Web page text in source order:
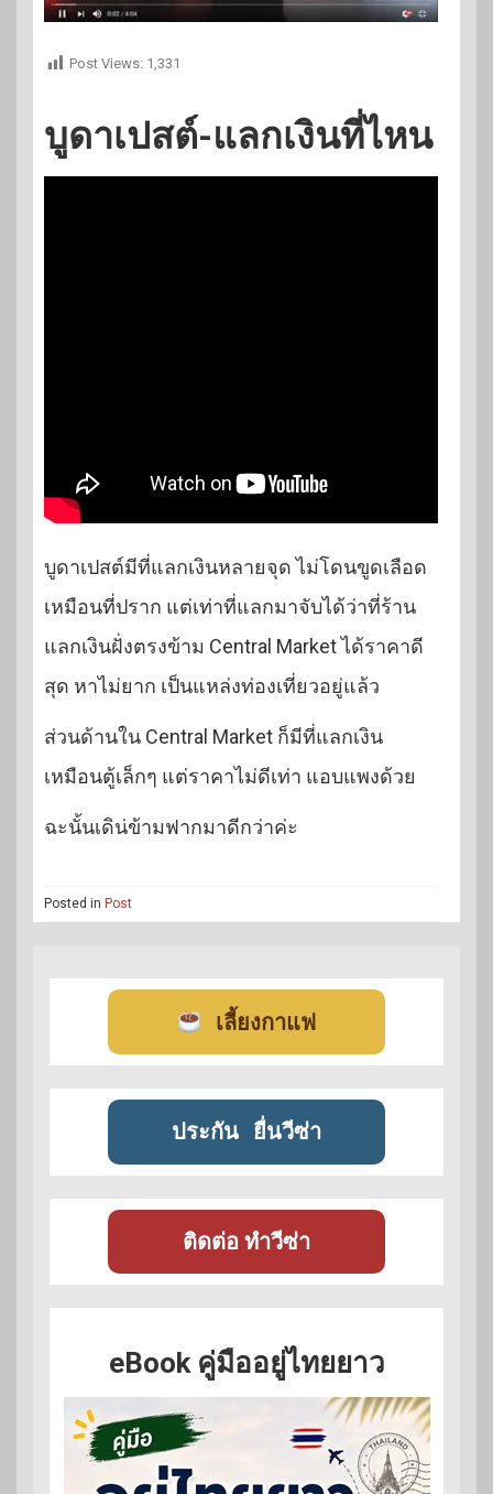
Post Views: 1,331
บูดาเปสต์-แลกเงินที่ไหน
บูดาเปสต์มีที่แลกเงินหลายจุด ไม่โดนขูดเลือด
เหมือนที่ปราก แต่เท่าที่แลกมาจับได้ว่าที่ร้าน
แลกเงินฝั่งตรงข้าม Central Market ได้ราคาดี
สุด หาไม่ยาก เป็นแหล่งท่องเที่ยวอยู่แล้ว
ส่วนด้านใน Central Market ก็มีที่แลกเงิน
เหมือนตู้เล็กๆ แต่ราคาไม่ดีเท่า แอบแพงด้วย
ฉะนั้นเดิน่ข้ามฟากมาดีกว่าค่ะ
Posted in Post
เลี้ยงกาแฟ
ประกัน ยื่นวีซ่า
ติดต่อ ทำวีซ่า
eBook คู่มืออยู่ไทยยาว